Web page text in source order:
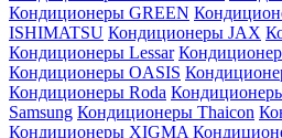
Кондиционеры GREEN
ISHIMATSU Кондиционеры JAX
Кондиционеры Lessar
Кондиционеры OASIS
Кондиционеры Roda
Samsung Кондиционеры Thaicon
Кондиционеры XIGMA